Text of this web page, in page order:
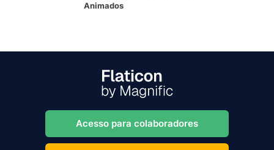
Animados
Acesso para colaboradores